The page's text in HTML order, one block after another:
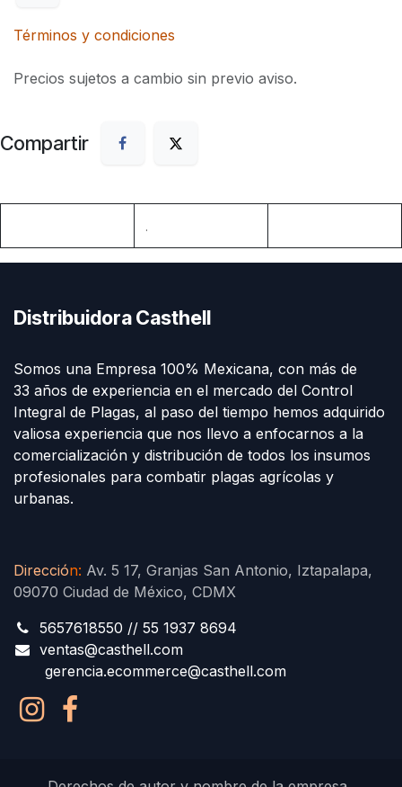
Términos y condiciones
Precios sujetos a cambio sin previo aviso.
Compartir
.
Distribuidora Casthell
Somos una Empresa 100% Mexicana, con más de
33 años de experiencia en el mercado del Control
Integral de Plagas, al paso del tiempo hemos adquirido
valiosa experiencia que nos llevo a enfocarnos a la
comercialización y distribución de todos los insumos
profesionales para combatir plagas agrícolas y
urbanas.
Dirección: Av. 5 17, Granjas San Antonio, Iztapalapa,
09070 Ciudad de México, CDMX
5657618550 // 55 1937 8694
ventas@casthell.com
gerencia.ecommerce@casthell.com